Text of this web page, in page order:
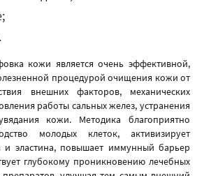
кожи является очень эффективной,
процедурой очищения кожи от
внешних факторов, механических
работы сальных желез, устранения
кожи. Методика благоприятно
молодых клеток, активизирует
и эластина, повышает иммунный барьер
глубокому проникновению лечебных